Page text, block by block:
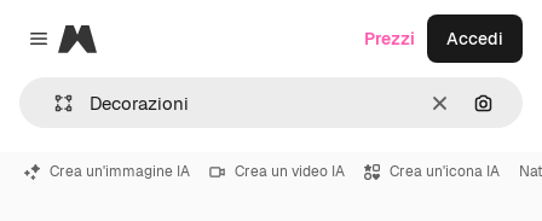
Close menu
Magnific
CancellaCerca
Prezzi Accedi
Crea un'immagine IA Crea un video IA Crea un'icona IA